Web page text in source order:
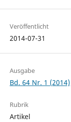
Veröffentlicht
2014-07-31
Ausgabe
Bd. 64 Nr. 1 (2014)
Rubrik
Artikel